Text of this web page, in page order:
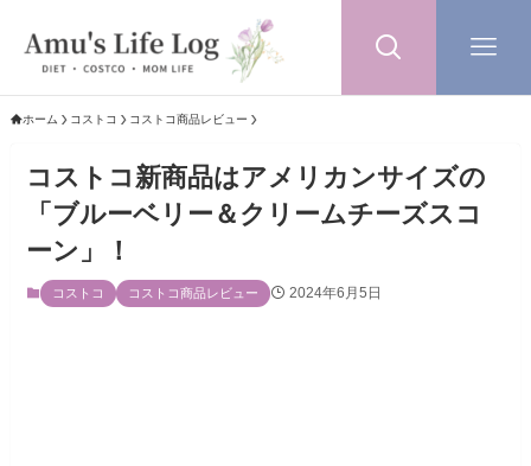
ホーム コストコ コストコ商品レビュー
コストコ新商品はアメリカンサイズの
「ブルーベリー＆クリームチーズスコ
ーン」！
コストコ コストコ商品レビュー 2024年6月5日